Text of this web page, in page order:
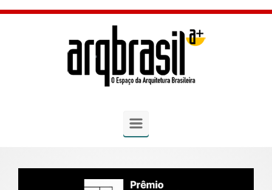
Skip to main content